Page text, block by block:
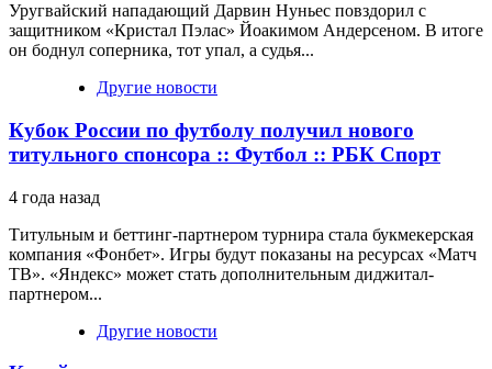
Уругвайский нападающий Дарвин Нуньес повздорил с
защитником «Кристал Пэлас» Йоакимом Андерсеном. В итоге
он боднул соперника, тот упал, а судья...
Другие новости
Кубок России по футболу получил нового
титульного спонсора :: Футбол :: РБК Спорт
4 года назад
Титульным и беттинг-партнером турнира стала букмекерская
компания «Фонбет». Игры будут показаны на ресурсах «Матч
ТВ». «Яндекс» может стать дополнительным диджитал-
партнером...
Другие новости